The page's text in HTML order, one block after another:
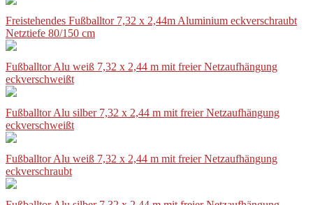
Freistehendes Fußballtor 7,32 x 2,44m Aluminium eckverschraubt
Netztiefe 80/150 cm
Fußballtor Alu weiß 7,32 x 2,44 m mit freier Netzaufhängung
eckverschweißt
Fußballtor Alu silber 7,32 x 2,44 m mit freier Netzaufhängung
eckverschweißt
Fußballtor Alu weiß 7,32 x 2,44 m mit freier Netzaufhängung
eckverschraubt